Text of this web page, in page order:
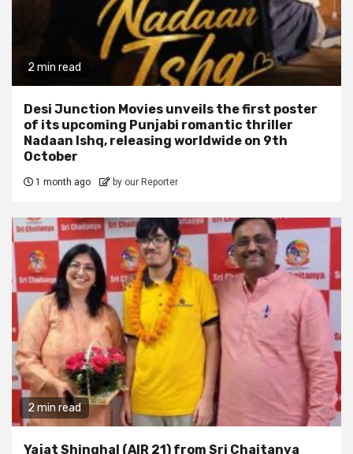
2 min read
Desi Junction Movies unveils the first poster
of its upcoming Punjabi romantic thriller
Nadaan Ishq, releasing worldwide on 9th
October
1 month ago by our Reporter
2 min read
Yajat Shinghal (AIR 21) from Sri Chaitanya